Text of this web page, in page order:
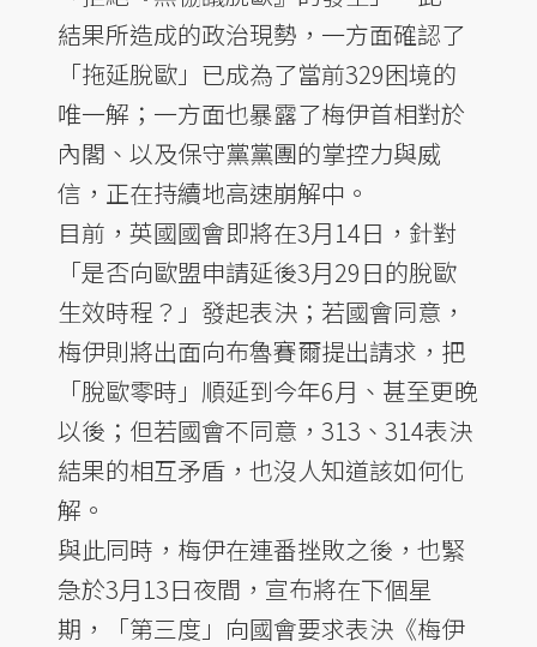
結果所造成的政治現勢，一方面確認了
「拖延脫歐」已成為了當前329困境的
唯一解；一方面也暴露了梅伊首相對於
內閣、以及保守黨黨團的掌控力與威
信，正在持續地高速崩解中。
目前，英國國會即將在3月14日，針對
「是否向歐盟申請延後3月29日的脫歐
生效時程？」發起表決；若國會同意，
梅伊則將出面向布魯賽爾提出請求，把
「脫歐零時」順延到今年6月、甚至更晚
以後；但若國會不同意，313、314表決
結果的相互矛盾，也沒人知道該如何化
解。
與此同時，梅伊在連番挫敗之後，也緊
急於3月13日夜間，宣布將在下個星
期，「第三度」向國會要求表決《梅伊